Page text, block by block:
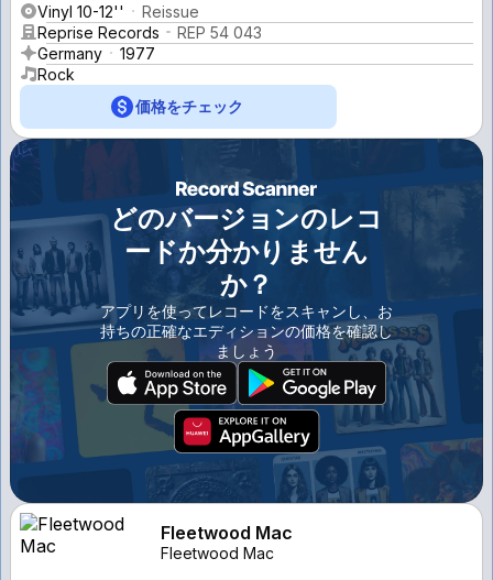
Vinyl 10-12''
Reissue
Reprise Records
REP 54 043
Germany
1977
Rock
価格をチェック
どのバージョンのレコ
ードか分かりません
か？
アプリを使ってレコードをスキャンし、お
持ちの正確なエディションの価格を確認し
ましょう
Fleetwood Mac
Fleetwood Mac